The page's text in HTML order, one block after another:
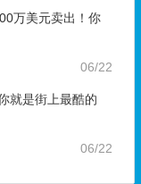
万美元卖出！你
06/22
就是街上最酷的
06/22